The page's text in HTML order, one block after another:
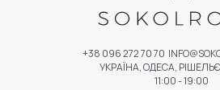
+38 096 272 70 70
УКРАЇНА, ОДЕСА,
11:00 - 19:00